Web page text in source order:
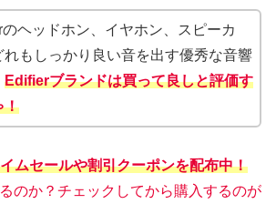
のヘッドホン、イヤホン、スピーカ
れもしっかり良い音を出す優秀な音響
Edifierブランドは買って良しと評価す
！
ムセールや割引クーポンを配布中！
のか？チェックしてから購入するのが